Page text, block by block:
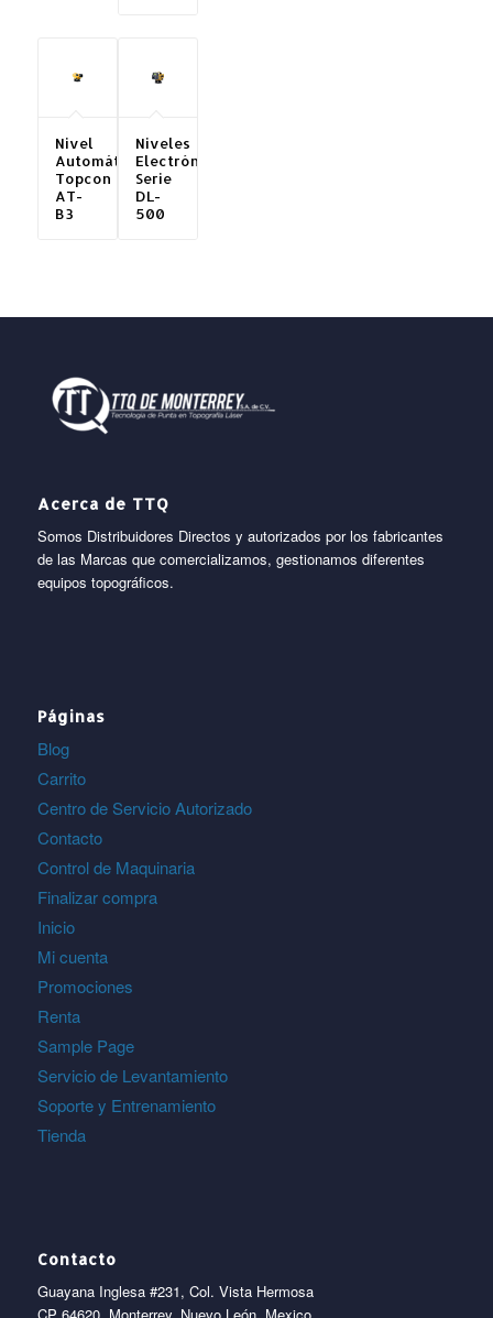
Nivel
Automático
Topcon
AT-
B3
Niveles
Electrónicos
Serie
DL-
500
Acerca de TTQ
Somos Distribuidores Directos y autorizados por los fabricantes
de las Marcas que comercializamos, gestionamos diferentes
equipos topográficos.
Páginas
Blog
Carrito
Centro de Servicio Autorizado
Contacto
Control de Maquinaria
Finalizar compra
Inicio
Mi cuenta
Promociones
Renta
Sample Page
Servicio de Levantamiento
Soporte y Entrenamiento
Tienda
Contacto
Guayana Inglesa #231, Col. Vista Hermosa